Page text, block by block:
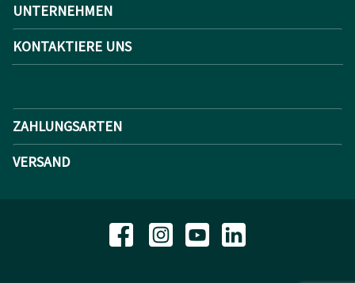
UNTERNEHMEN
KONTAKTIERE UNS
ZAHLUNGSARTEN
VERSAND